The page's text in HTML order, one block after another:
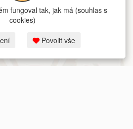
fungoval tak, jak má (souhlas s
cookies)
Povolit vše